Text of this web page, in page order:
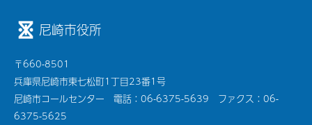
尼崎市役所
〒660-8501
兵庫県尼崎市東七松町1丁目23番1号
尼崎市コールセンター 電話：06-6375-5639 ファクス：06-
6375-5625